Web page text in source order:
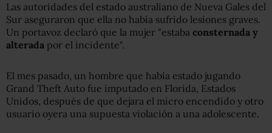
Las autoridades del estado australiano de Nueva Gales del
Sur aseguraron que ella no había sufrido lesiones graves.
Un portavoz declaró que la mujer "estaba consternada y
alterada por el incidente".
El mes pasado, un hombre que había estado jugando
Grand Theft Auto fue imputado en Florida, Estados
Unidos, después de que dejara el micro encendido y otro
usuario oyera una supuesta violación a una adolescente.